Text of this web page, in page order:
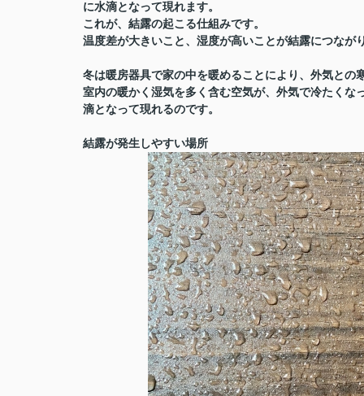
に水滴となって現れます。
これが、結露の起こる仕組みです。
温度差が大きいこと、湿度が高いことが結露につなが
冬は暖房器具で家の中を暖めることにより、外気との
室内の暖かく湿気を多く含む空気が、外気で冷たく
滴となって現れるのです。
結露が発生しやすい場所